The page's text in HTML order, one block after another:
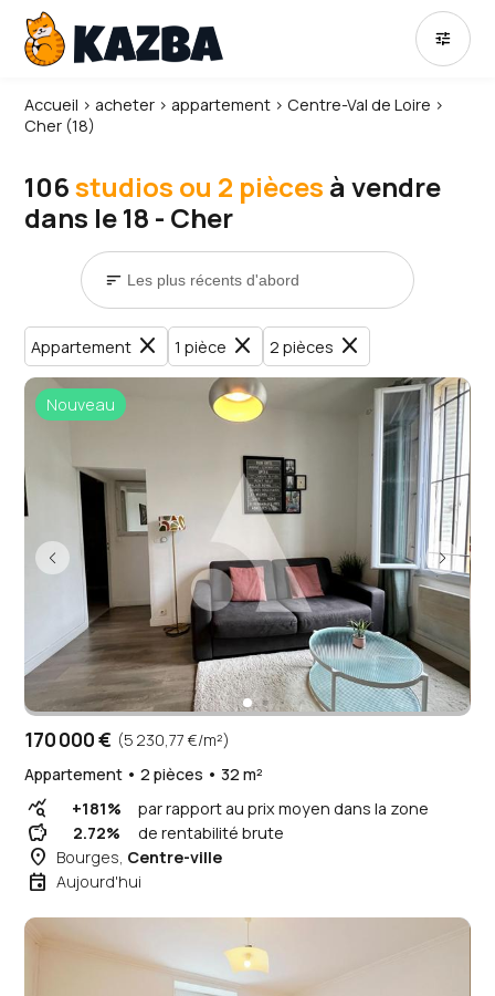
tune
Accueil › acheter › appartement ›Centre-Val de Loire ›
Cher (18)
106studios ou 2 pièces à vendre
dans le 18 - Cher
sort
Appartement close 1 pièce close 2 pièces close
Nouveau
170 000 € (5 230,77 €/m²)
Appartement • 2 pièces • 32 m²
query_stats +181% par rapport au prix moyen dans la zone
savings 2.72% de rentabilité brute
place Bourges, Centre-ville
event Aujourd'hui